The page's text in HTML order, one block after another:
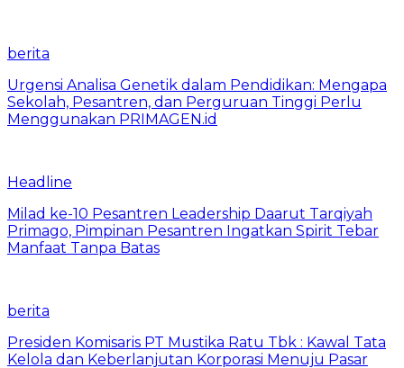
berita
Urgensi Analisa Genetik dalam Pendidikan: Mengapa
Sekolah, Pesantren, dan Perguruan Tinggi Perlu
Menggunakan PRIMAGEN.id
Headline
Milad ke-10 Pesantren Leadership Daarut Tarqiyah
Primago, Pimpinan Pesantren Ingatkan Spirit Tebar
Manfaat Tanpa Batas
berita
Presiden Komisaris PT Mustika Ratu Tbk : Kawal Tata
Kelola dan Keberlanjutan Korporasi Menuju Pasar